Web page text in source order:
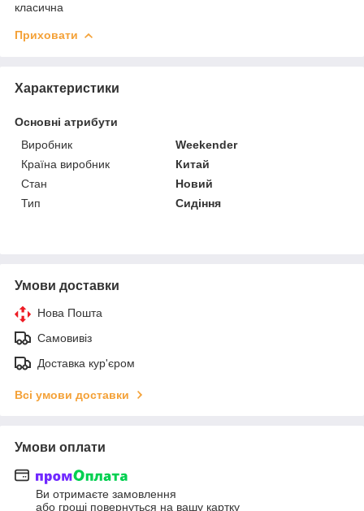
класична
Приховати
Характеристики
Основні атрибути
Виробник
Weekender
Країна виробник
Китай
Стан
Новий
Тип
Сидіння
Умови доставки
Нова Пошта
Самовивіз
Доставка кур'єром
Всі умови доставки
Умови оплати
Ви отримаєте замовлення
або гроші повернуться на вашу картку